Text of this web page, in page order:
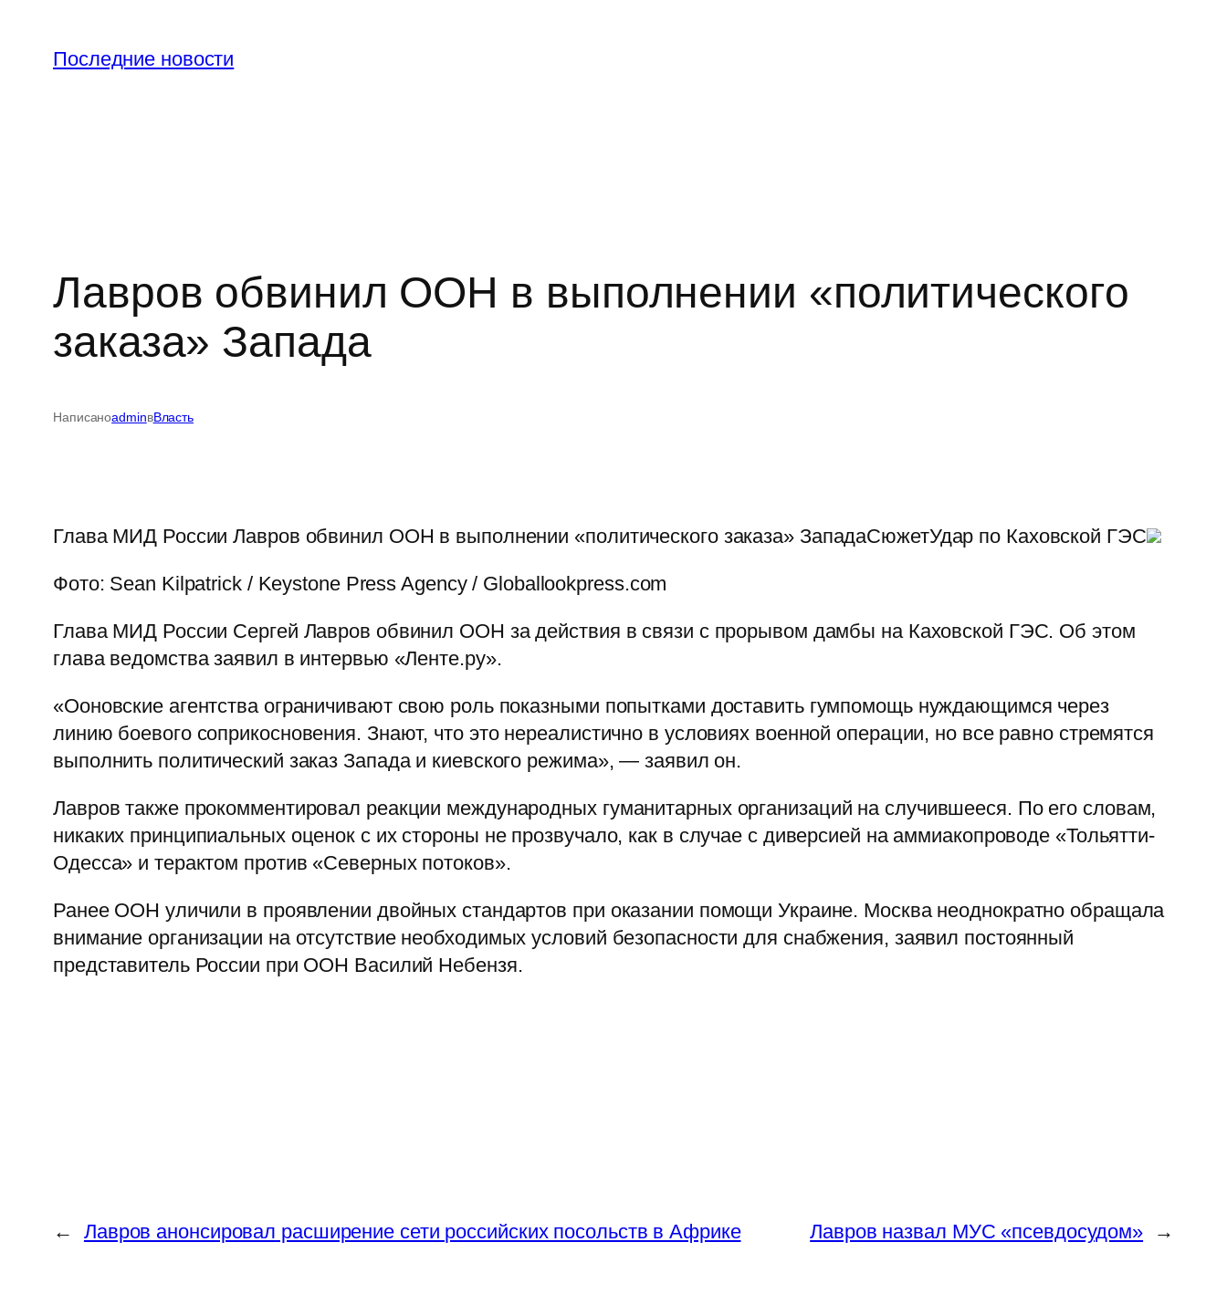
содержимому
Последние новости
Лавров обвинил ООН в выполнении «политического
заказа» Запада
НаписаноadminвВласть
Глава МИД России Лавров обвинил ООН в выполнении «политического заказа» ЗападаСюжетУдар по Каховской ГЭС
Фото: Sean Kilpatrick / Keystone Press Agency / Globallookpress.com
Глава МИД России Сергей Лавров обвинил ООН за действия в связи с прорывом дамбы на Каховской ГЭС. Об этом
глава ведомства заявил в интервью «Ленте.ру».
«Ооновские агентства ограничивают свою роль показными попытками доставить гумпомощь нуждающимся через
линию боевого соприкосновения. Знают, что это нереалистично в условиях военной операции, но все равно стремятся
выполнить политический заказ Запада и киевского режима», — заявил он.
Лавров также прокомментировал реакции международных гуманитарных организаций на случившееся. По его словам,
никаких принципиальных оценок с их стороны не прозвучало, как в случае с диверсией на аммиакопроводе «Тольятти-
Одесса» и терактом против «Северных потоков».
Ранее ООН уличили в проявлении двойных стандартов при оказании помощи Украине. Москва неоднократно обращала
внимание организации на отсутствие необходимых условий безопасности для снабжения, заявил постоянный
представитель России при ООН Василий Небензя.
← Лавров анонсировал расширение сети российских посольств в Африке Лавров назвал МУС «псевдосудом» →